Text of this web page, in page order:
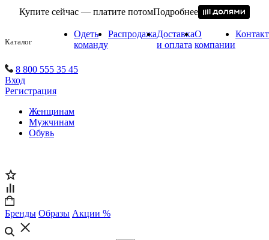
Купите сейчас — платите потомПодробнее
Каталог
Одеть
команду
РаспродажаДоставка
и оплата
О
компании
8 800 555 35 45
Вход
Регистрация
Женщинам
Мужчинам
Обувь
Бренды Образы Акции %